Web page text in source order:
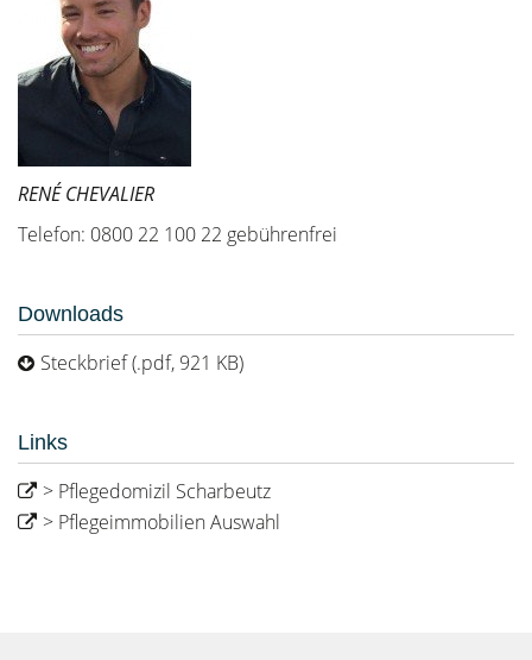
RENÉ CHEVALIER
Telefon: 0800 22 100 22 gebührenfrei
Downloads
Steckbrief (.pdf, 921 KB)
Links
> Pflegedomizil Scharbeutz
> Pflegeimmobilien Auswahl